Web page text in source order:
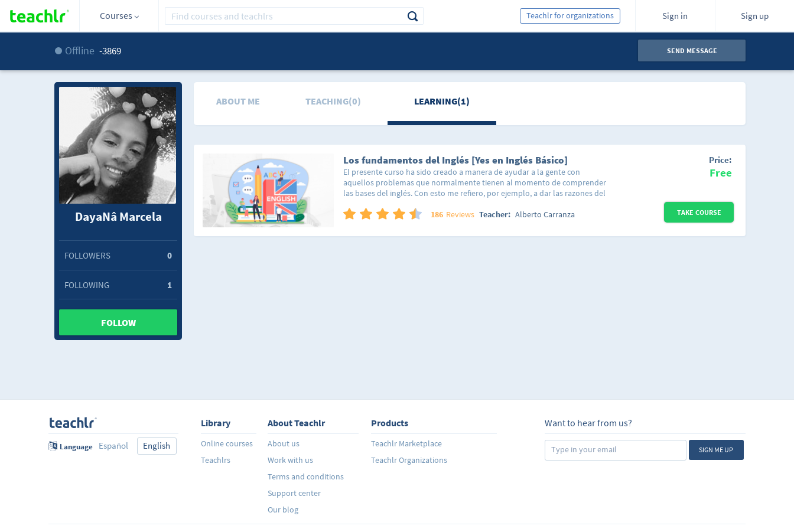
Courses Sign in Sign up
Teachlr for organizations
Offline -3869 SEND MESSAGE
DayaNâ Marcela
FOLLOWERS 0
FOLLOWING 1
FOLLOW
ABOUT ME TEACHING(0) LEARNING(1)
Los fundamentos del Inglés [Yes en Inglés Básico]
El presente curso ha sido creado a manera de ayudar a la gente con
aquellos problemas que normalmente tienen al momento de comprender
las bases del inglés. Con esto me refiero, por ejemplo, a dar las razones del
oportuno mencionar que el curso va dirigido a gente que puede estar
utilidad a quienes estén buscando repasar temas que en su momento
186 Reviews Teacher: Alberto Carranza
Price:
Free
TAKE COURSE
Language Español English
Library
Online courses
Teachlrs
About Teachlr
About us
Work with us
Terms and conditions
Support center
Our blog
Products
Teachlr Marketplace
Teachlr Organizations
Want to hear from us?
SIGN ME UP